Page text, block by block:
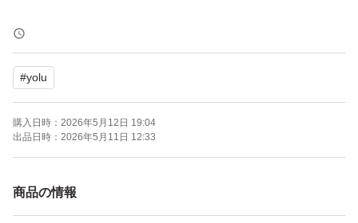
※お値下げ不可、即購入大歓迎です！
※ゆうパケットポストにて発送予定です。
配送用ビニール袋もしくはゆうパケットポスト専用箱にい
れ、梱包いたします。
配送中のトラブルに関しましては、責任を負うことはでき
ません。ご了承下さいませ。
#yolu
購入日時： 2026年5月12日 19:04
出品日時： 2026年5月11日 12:33
商品の情報